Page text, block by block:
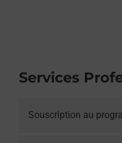
Services
Souscription au